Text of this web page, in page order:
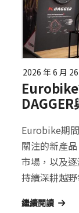
2026 年 6 月
Eurobike期
關注的新產
市場，以及
持續深耕越
繼續閱讀